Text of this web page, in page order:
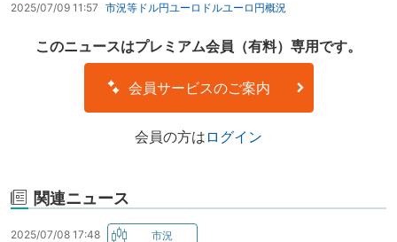
2025/07/09 11:57 市況等 ドル円ユーロドルユーロ円概況
このニュースはプレミアム会員（有料）専用です。
会員サービスのご案内
会員の方は ログイン
関連ニュース
2025/07/08 17:48